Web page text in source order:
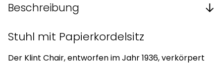
Beschreibung
Stuhl mit Papierkordelsitz
Der Klint Chair, entworfen im Jahr 1936, verkörpert